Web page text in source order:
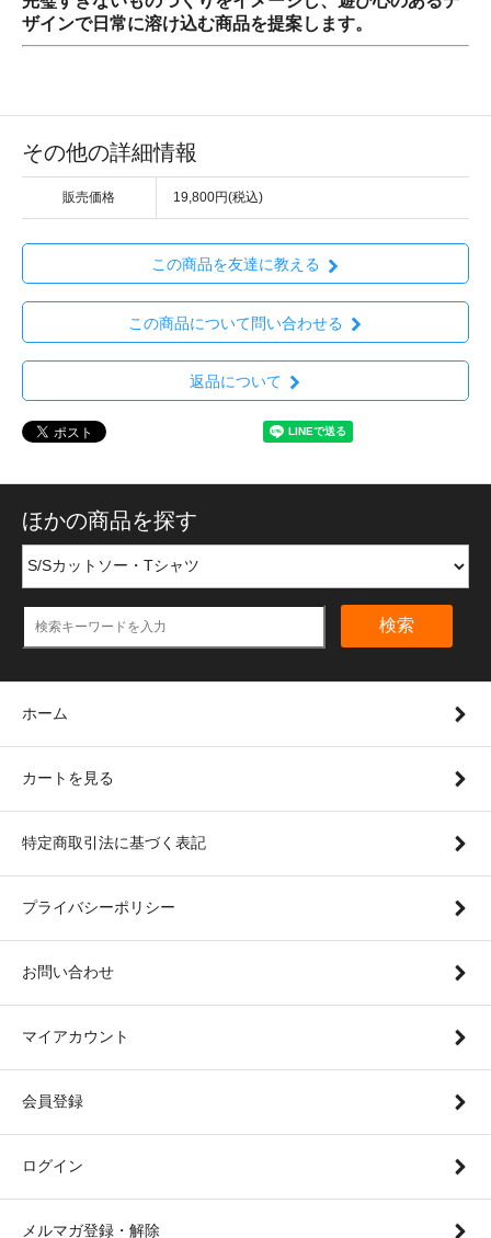
ザインで日常に溶け込む商品を提案します。
その他の詳細情報
販売価格 19,800円(税込)
この商品を友達に教える
この商品について問い合わせる
返品について
ほかの商品を探す
検索
ホーム
カートを見る
特定商取引法に基づく表記
プライバシーポリシー
お問い合わせ
マイアカウント
会員登録
ログイン
メルマガ登録・解除